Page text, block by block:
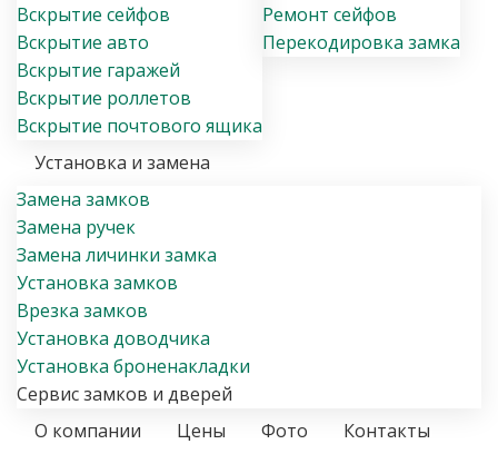
Вскрытие сейфов
Вскрытие авто
Вскрытие гаражей
Вскрытие роллетов
Вскрытие почтового ящика
Ремонт сейфов
Перекодировка замка
Установка и замена
Замена замков
Замена ручек
Замена личинки замка
Установка замков
Врезка замков
Установка доводчика
Установка броненакладки
Сервис замков и дверей
О компании
Цены Фото
Контакты